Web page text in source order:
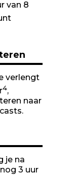
van 8
verlengt
4,
naar
je na
3 uur